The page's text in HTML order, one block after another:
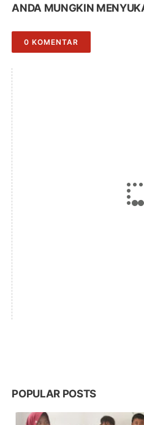
ANDA MUNGKIN
0 KOMENTAR
POPULAR POSTS